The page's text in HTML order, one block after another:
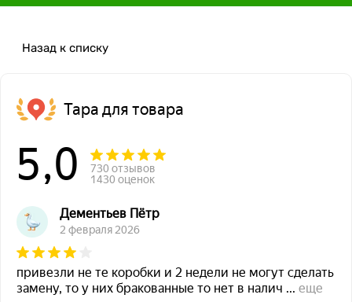
Назад к списку
Тара для товара
5,0
730 отзывов
1430 оценок
Дементьев Пётр
2 февраля 2026
привезли не те коробки и 2 недели не могут сделать
замену, то у них бракованные то нет в налич ... еще